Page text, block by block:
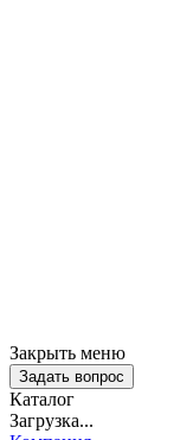
Закрыть меню
Задать вопрос
Каталог
Загрузка...